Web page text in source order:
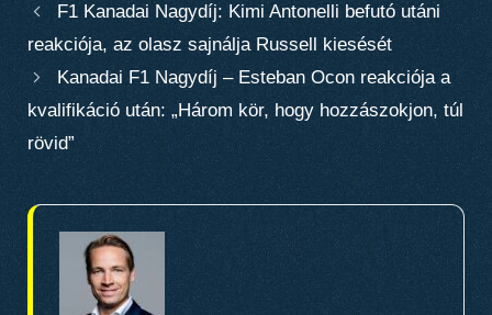
F1 Kanadai Nagydíj: Kimi Antonelli befutó utáni
reakciója, az olasz sajnálja Russell kiesését
Kanadai F1 Nagydíj – Esteban Ocon reakciója a
kvalifikáció után: „Három kör, hogy hozzászokjon, túl
rövid”